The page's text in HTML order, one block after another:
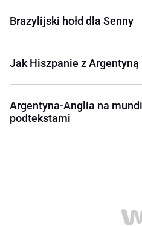
Brazylijski hołd dla Senny
Jak Hiszpanie z
Argentyna-Anglia na
podtekstami